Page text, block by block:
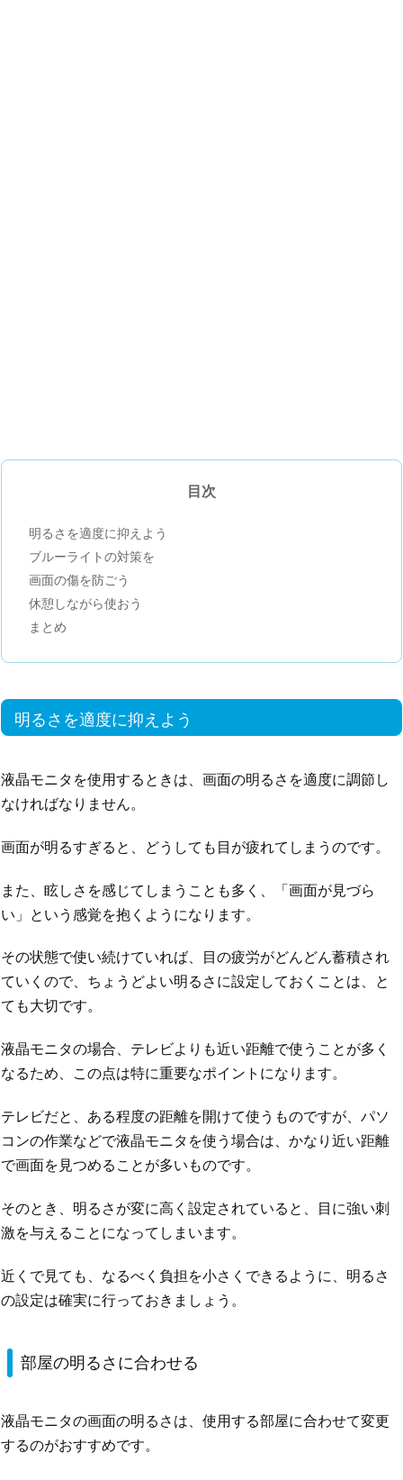
目次
明るさを適度に抑えよう
ブルーライトの対策を
画面の傷を防ごう
休憩しながら使おう
まとめ
明るさを適度に抑えよう
液晶モニタを使用するときは、画面の明るさを適度に調節し
なければなりません。
画面が明るすぎると、どうしても目が疲れてしまうのです。
また、眩しさを感じてしまうことも多く、「画面が見づら
い」という感覚を抱くようになります。
その状態で使い続けていれば、目の疲労がどんどん蓄積され
ていくので、ちょうどよい明るさに設定しておくことは、と
ても大切です。
液晶モニタの場合、テレビよりも近い距離で使うことが多く
なるため、この点は特に重要なポイントになります。
テレビだと、ある程度の距離を開けて使うものですが、パソ
コンの作業などで液晶モニタを使う場合は、かなり近い距離
で画面を見つめることが多いものです。
そのとき、明るさが変に高く設定されていると、目に強い刺
激を与えることになってしまいます。
近くで見ても、なるべく負担を小さくできるように、明るさ
の設定は確実に行っておきましょう。
部屋の明るさに合わせる
液晶モニタの画面の明るさは、使用する部屋に合わせて変更
するのがおすすめです。